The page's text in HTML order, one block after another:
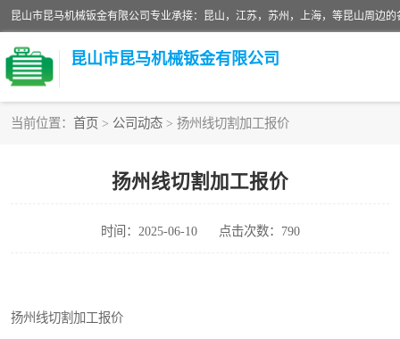
昆山市昆马机械钣金有限公司
当前位置： 首页 > 公司动态 > 扬州线切割加工报价
扬州线切割加工报价
时间：2025-06-10 点击次数：790
扬州线切割加工报价
不锈钢钣金加工
大理石拼花钣金加工